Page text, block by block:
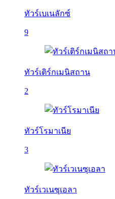
ทัวร์เบเนลักซ์
9
ทัวร์เติร์กเมนิสถาน
2
ทัวร์โรมาเนีย
3
ทัวร์เวเนซุเอลา